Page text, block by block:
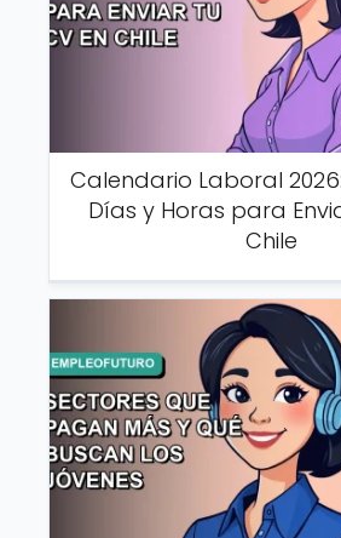
Calendario Laboral
Días y Horas para
Chile